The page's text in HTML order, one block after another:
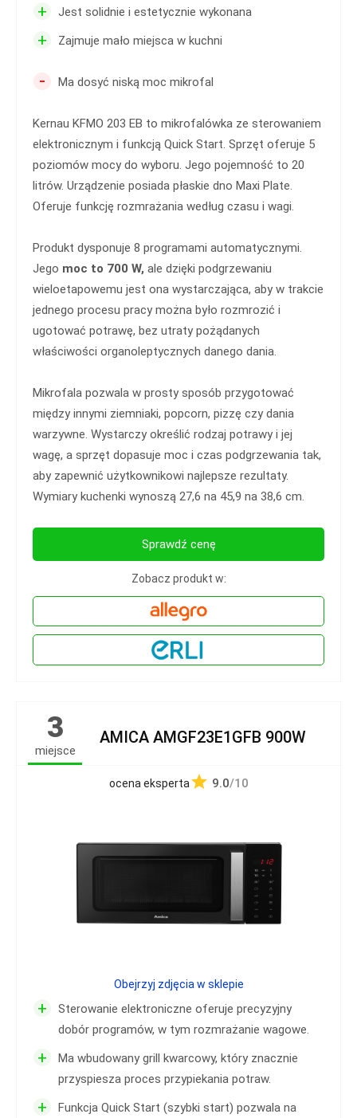
+ Jest solidnie i estetycznie wykonana
+ Zajmuje mało miejsca w kuchni
- Ma dosyć niską moc mikrofal
Kernau KFMO 203 EB to mikrofalówka ze sterowaniem
elektronicznym i funkcją Quick Start. Sprzęt oferuje 5
poziomów mocy do wyboru. Jego pojemność to 20
litrów. Urządzenie posiada płaskie dno Maxi Plate.
Oferuje funkcję rozmrażania według czasu i wagi.
Produkt dysponuje 8 programami automatycznymi.
Jego moc to 700 W, ale dzięki podgrzewaniu
wieloetapowemu jest ona wystarczająca, aby w trakcie
jednego procesu pracy można było rozmrozić i
ugotować potrawę, bez utraty pożądanych
właściwości organoleptycznych danego dania.
Mikrofala pozwala w prosty sposób przygotować
między innymi ziemniaki, popcorn, pizzę czy dania
warzywne. Wystarczy określić rodzaj potrawy i jej
wagę, a sprzęt dopasuje moc i czas podgrzewania tak,
aby zapewnić użytkownikowi najlepsze rezultaty.
Wymiary kuchenki wynoszą 27,6 na 45,9 na 38,6 cm.
Sprawdź cenę
Zobacz produkt w:
3
miejsce
AMICA AMGF23E1GFB 900W
ocena eksperta 9.0/10
+
Sterowanie elektroniczne oferuje precyzyjny
dobór programów, w tym rozmrażanie wagowe.
+
Ma wbudowany grill kwarcowy, który znacznie
przyspiesza proces przypiekania potraw.
+
Funkcja Quick Start (szybki start) pozwala na
Obejrzyj zdjęcia w sklepie